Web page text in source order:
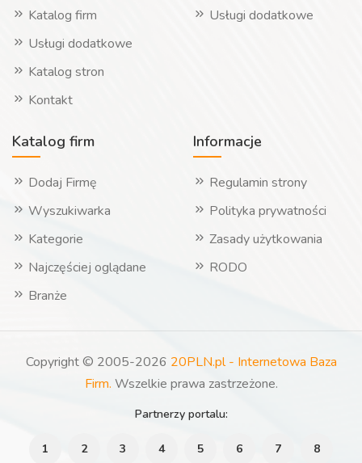
Katalog firm
Usługi dodatkowe
Katalog stron
Kontakt
Usługi dodatkowe
Katalog firm
Dodaj Firmę
Wyszukiwarka
Kategorie
Najczęściej oglądane
Branże
Informacje
Regulamin strony
Polityka prywatności
Zasady użytkowania
RODO
Copyright © 2005-2026 20PLN.pl - Internetowa Baza
Firm. Wszelkie prawa zastrzeżone.
Partnerzy portalu:
1 2 3 4 5 6 7 8